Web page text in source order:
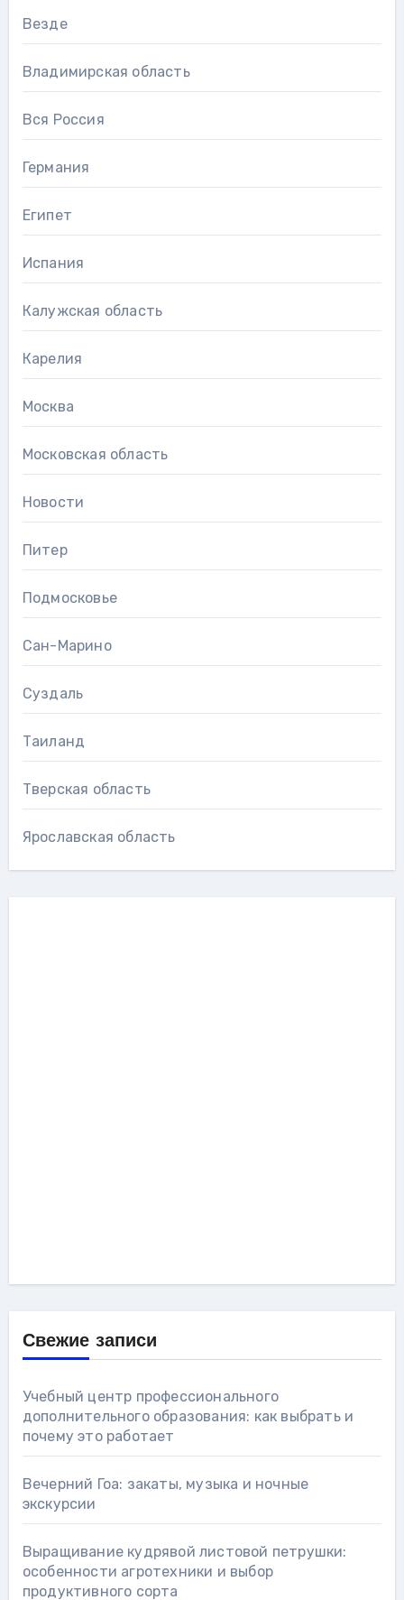
Везде
Владимирская область
Вся Россия
Германия
Египет
Испания
Калужская область
Карелия
Москва
Московская область
Новости
Питер
Подмосковье
Сан-Марино
Суздаль
Таиланд
Тверская область
Ярославская область
Свежие записи
Учебный центр профессионального
дополнительного образования: как выбрать и
почему это работает
Вечерний Гоа: закаты, музыка и ночные
экскурсии
Выращивание кудрявой листовой петрушки:
особенности агротехники и выбор
продуктивного сорта